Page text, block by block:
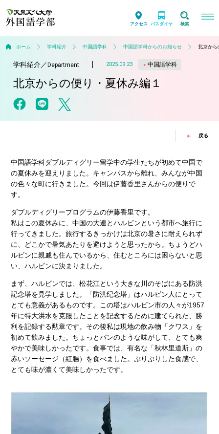
アクセス バスダイヤ 検索
ホーム 学科紹介 中国語学科 中国語学科からのお知らせ 北京から
学科紹介／Department 2025.09.23 中国語学科
北京からの便り・夏休み編１
戻る
中国語学科ダブルディグリー留学中の学生たちが初めて中国で
の夏休みを迎えりました。キャンパスから離れ、みんなが中国
の色々な町に行きました。今回は伊藤香里さんからの便りで
す。
ダブルディグリープログラムの伊藤香里です。
私はこの夏休みに、中国の大連とハルビンという都市へ旅行に
行ってきました。旅行するきっかけは北京の暑さに耐えられず
に、どこかで暑気あたりを避けようと思ったから。ちょうどハ
ルビンに親戚も住んでいるから、住むところには困らないと思
い、ハルビンに決まりました。
まず、ハルビンでは、松花江という大きな川のそばにある防洪
記念塔を見学しました。「防洪纪念塔」はハルビン人にとって
とても意義があるものです。この塔はハルビン市の人々が1957
年に特大洪水を克服したことを記念するために建てられた、勝
利を記録する勲章です。その後私は現地の飲み物「クワス」を
初めて飲みました。ちょっとパンのような味がして、とても爽
やかで美味しかったです。食事では、有名な「秋林里道斯」の
赤いソーセージ（紅腸）を食べました。ぷりぷりした食感で、
とても味が濃くて美味しかったです。